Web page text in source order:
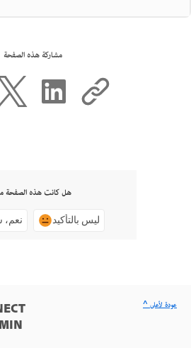
مشاركة هذه الصفحة
هل كانت هذه الصفحة
نعم، ليس بالتأكيد
^ عودة لأعلى